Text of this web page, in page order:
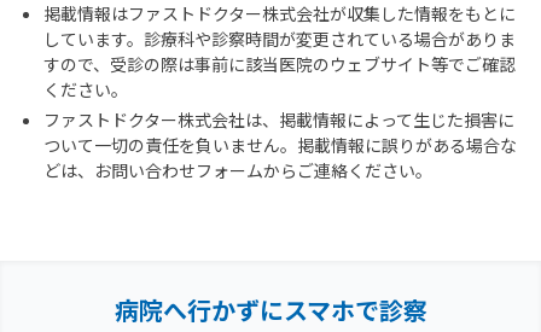
掲載情報はファストドクター株式会社が収集した情報をもとに
しています。診療科や診察時間が変更されている場合がありま
すので、受診の際は事前に該当医院のウェブサイト等でご確認
ください。
ファストドクター株式会社は、掲載情報によって生じた損害に
ついて一切の責任を負いません。掲載情報に誤りがある場合な
どは、お問い合わせフォームからご連絡ください。
病院へ行かずにスマホで診察